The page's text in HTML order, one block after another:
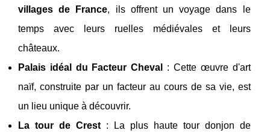
villages de France, ils offrent un voyage dans le
temps avec leurs ruelles médiévales et leurs
châteaux.
Palais idéal du Facteur Cheval
: Cette œuvre d'art
naïf, construite par un facteur au cours de sa vie, est
un lieu unique à découvrir.
La tour de Crest: La plus haute tour donjon de